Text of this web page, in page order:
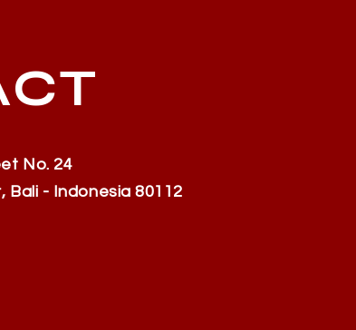
No. 24
Bali - Indonesia 80112